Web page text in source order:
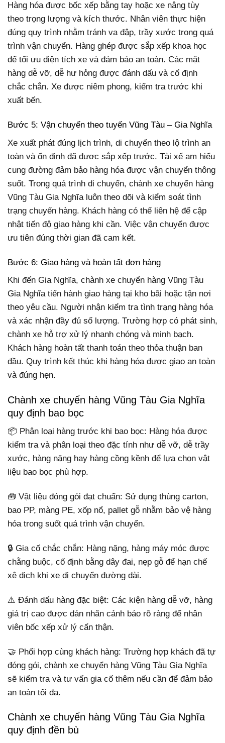
Hàng hóa được bốc xếp bằng tay hoặc xe nâng tùy
theo trọng lượng và kích thước. Nhân viên thực hiện
đúng quy trình nhằm tránh va đập, trầy xước trong quá
trình vận chuyển. Hàng ghép được sắp xếp khoa học
để tối ưu diện tích xe và đảm bảo an toàn. Các mặt
hàng dễ vỡ, dễ hư hỏng được đánh dấu và cố định
chắc chắn. Xe được niêm phong, kiểm tra trước khi
xuất bến.
Bước 5: Vận chuyển theo tuyến Vũng Tàu – Gia Nghĩa
Xe xuất phát đúng lịch trình, di chuyển theo lộ trình an
toàn và ổn định đã được sắp xếp trước. Tài xế am hiểu
cung đường đảm bảo hàng hóa được vận chuyển thông
suốt. Trong quá trình di chuyển, chành xe chuyển hàng
Vũng Tàu Gia Nghĩa luôn theo dõi và kiểm soát tình
trạng chuyến hàng. Khách hàng có thể liên hệ để cập
nhật tiến độ giao hàng khi cần. Việc vận chuyển được
ưu tiên đúng thời gian đã cam kết.
Bước 6: Giao hàng và hoàn tất đơn hàng
Khi đến Gia Nghĩa, chành xe chuyển hàng Vũng Tàu
Gia Nghĩa tiến hành giao hàng tại kho bãi hoặc tận nơi
theo yêu cầu. Người nhận kiểm tra tình trạng hàng hóa
và xác nhận đầy đủ số lượng. Trường hợp có phát sinh,
chành xe hỗ trợ xử lý nhanh chóng và minh bạch.
Khách hàng hoàn tất thanh toán theo thỏa thuận ban
đầu. Quy trình kết thúc khi hàng hóa được giao an toàn
và đúng hẹn.
Chành xe chuyển hàng Vũng Tàu Gia Nghĩa
quy định bao bọc
📦 Phân loại hàng trước khi bao bọc: Hàng hóa được
kiểm tra và phân loại theo đặc tính như dễ vỡ, dễ trầy
xước, hàng nặng hay hàng cồng kềnh để lựa chọn vật
liệu bao bọc phù hợp.
🧰 Vật liệu đóng gói đạt chuẩn: Sử dụng thùng carton,
bao PP, màng PE, xốp nổ, pallet gỗ nhằm bảo vệ hàng
hóa trong suốt quá trình vận chuyển.
🔒 Gia cố chắc chắn: Hàng nặng, hàng máy móc được
chằng buộc, cố định bằng dây đai, nẹp gỗ để hạn chế
xê dịch khi xe di chuyển đường dài.
⚠️ Đánh dấu hàng đặc biệt: Các kiện hàng dễ vỡ, hàng
giá trị cao được dán nhãn cảnh báo rõ ràng để nhân
viên bốc xếp xử lý cẩn thận.
🤝 Phối hợp cùng khách hàng: Trường hợp khách đã tự
đóng gói, chành xe chuyển hàng Vũng Tàu Gia Nghĩa
sẽ kiểm tra và tư vấn gia cố thêm nếu cần để đảm bảo
an toàn tối đa.
Chành xe chuyển hàng Vũng Tàu Gia Nghĩa
quy định đền bù